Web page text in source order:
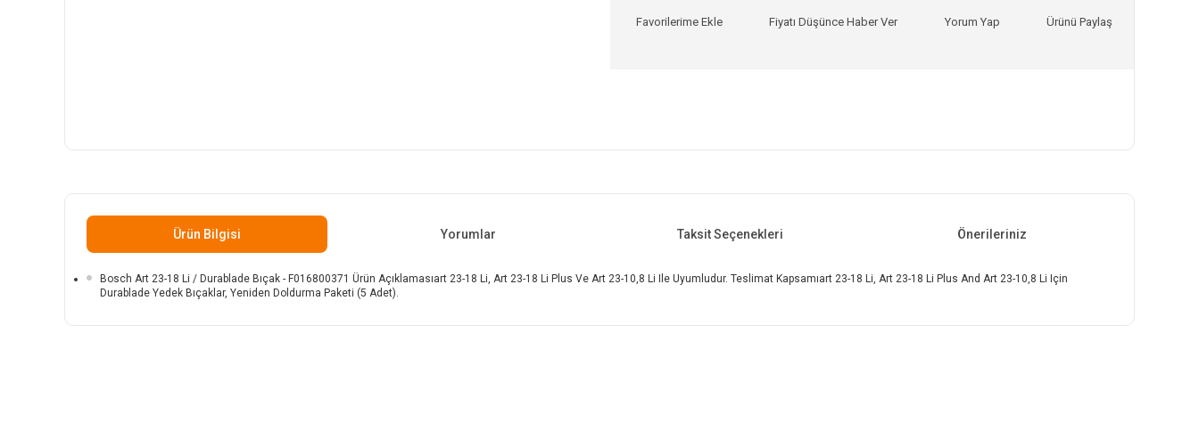
Fiyatı Düşünce Haber Ver Yorum Yap Ürünü Paylaş
Ürün Bilgisi Yorumlar Taksit Seçenekleri Önerileriniz
Bosch Art 23-18 Li / Durablade Bıçak - F016800371 Ürün Açıklamasıart 23-18 Li, Art 23-18 Li Plus Ve Art 23-10,8 Li Ile Uyumludur. Teslimat Kapsamıart 23-18 Li, Art 23-18 Li Plus And Art 23-10,8 Li Için
Durablade Yedek Bıçaklar, Yeniden Doldurma Paketi (5 Adet).
Bu ürünün fiyat bilgisi, resim, ürün açıklamalarında ve diğer konularda yetersiz gördüğünüz noktaları öneri formunu kullanarak tarafımıza iletebilirsiniz.